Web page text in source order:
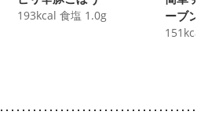
193kcal 食塩 1.0g
ーブン
151 kcal